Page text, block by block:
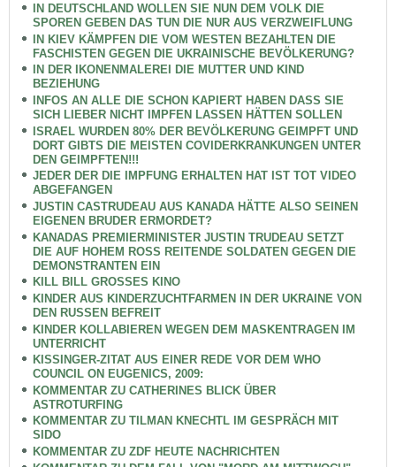
IN DEUTSCHLAND WOLLEN SIE NUN DEM VOLK DIE
SPOREN GEBEN DAS TUN DIE NUR AUS VERZWEIFLUNG
IN KIEV KÄMPFEN DIE VOM WESTEN BEZAHLTEN DIE
FASCHISTEN GEGEN DIE UKRAINISCHE BEVÖLKERUNG?
IN DER IKONENMALEREI DIE MUTTER UND KIND
BEZIEHUNG
INFOS AN ALLE DIE SCHON KAPIERT HABEN DASS SIE
SICH LIEBER NICHT IMPFEN LASSEN HÄTTEN SOLLEN
ISRAEL WURDEN 80% DER BEVÖLKERUNG GEIMPFT UND
DORT GIBTS DIE MEISTEN COVIDERKRANKUNGEN UNTER
DEN GEIMPFTEN!!!
JEDER DER DIE IMPFUNG ERHALTEN HAT IST TOT VIDEO
ABGEFANGEN
JUSTIN CASTRUDEAU AUS KANADA HÄTTE ALSO SEINEN
EIGENEN BRUDER ERMORDET?
KANADAS PREMIERMINISTER JUSTIN TRUDEAU SETZT
DIE AUF HOHEM ROSS REITENDE SOLDATEN GEGEN DIE
DEMONSTRANTEN EIN
KILL BILL GROSSES KINO
KINDER AUS KINDERZUCHTFARMEN IN DER UKRAINE VON
DEN RUSSEN BEFREIT
KINDER KOLLABIEREN WEGEN DEM MASKENTRAGEN IM
UNTERRICHT
KISSINGER-ZITAT AUS EINER REDE VOR DEM WHO
COUNCIL ON EUGENICS, 2009:
KOMMENTAR ZU CATHERINES BLICK ÜBER
ASTROTURFING
KOMMENTAR ZU TILMAN KNECHTL IM GESPRÄCH MIT
SIDO
KOMMENTAR ZU ZDF HEUTE NACHRICHTEN